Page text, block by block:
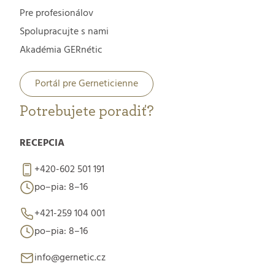
Pre profesionálov
Spolupracujte s nami
Akadémia GERnétic
Portál pre Gerneticienne
Potrebujete poradiť?
RECEPCIA
+420-602 501 191
po–pia: 8–16
+421-259 104 001
po–pia: 8–16
info@gernetic.cz